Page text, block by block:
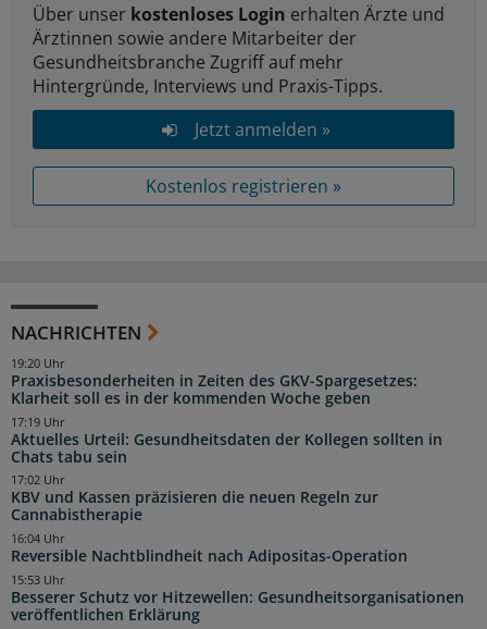
Über unser kostenloses Login erhalten Ärzte und
Ärztinnen sowie andere Mitarbeiter der
Gesundheitsbranche Zugriff auf mehr
Hintergründe, Interviews und Praxis-Tipps.
Jetzt anmelden »
Kostenlos registrieren »
NACHRICHTEN
Praxisbesonderheiten in Zeiten des GKV-Spargesetzes:
Klarheit soll es in der kommenden Woche geben
19:20 Uhr
Aktuelles Urteil: Gesundheitsdaten der Kollegen sollten in
Chats tabu sein
17:19 Uhr
KBV und Kassen präzisieren die neuen Regeln zur
Cannabistherapie
17:02 Uhr
Reversible Nachtblindheit nach Adipositas-Operation
16:04 Uhr
Besserer Schutz vor Hitzewellen: Gesundheitsorganisationen
veröffentlichen Erklärung
15:53 Uhr